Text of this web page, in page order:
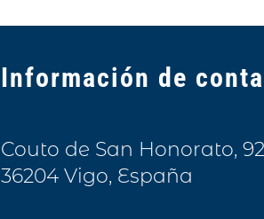
Información de
Couto de San Honorato,
36204 Vigo, España